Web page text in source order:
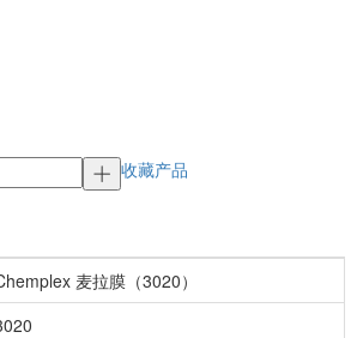
收藏产品
麦拉膜（3020）